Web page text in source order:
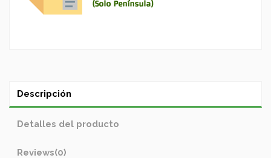
Descripción
Detalles del producto
Reviews(0)